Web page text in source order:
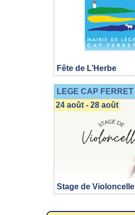
Fête de L’Herbe
LEGE CAP FERRET
Stage de Violoncelle
24 août - 28 août